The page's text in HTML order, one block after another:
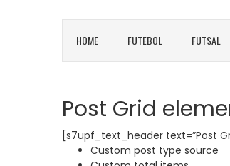
HOME FUTEBOL FUTSAL
Post Grid
[s7upf_text_header text=”Post
Custom post type source